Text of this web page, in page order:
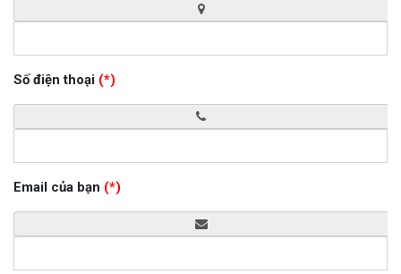
Số điện thoại (*)
Email của bạn (*)